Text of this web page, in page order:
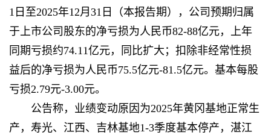
1日至2025年12月31日（本报告期 ），公司预期归属
于上市公司股东的净亏损为人民币82-88亿元，上年
同期亏损约74.11亿元，同比扩大；扣除非经常性损
益后的净亏损为人民币75.5亿元-81.5亿元。基本每股
亏损2.79元-3.00元。
公告称，业绩变动原因为2025年黄冈基地正常生
产，寿光、江西、吉林基地1-3季度基本停产，湛江